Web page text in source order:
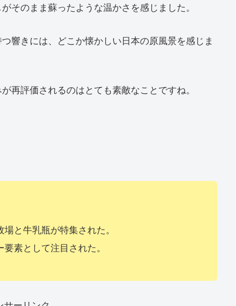
そのまま蘇ったような温かさを感じました。
響きには、どこか懐かしい日本の原風景を感じま
再評価されるのはとても素敵なことですね。
と牛乳瓶が特集された。
素として注目された。